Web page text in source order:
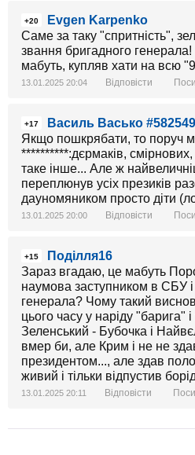
+20
Evgen Karpenko
Саме за таку "спритність",
звання бригадного генерала!
мабуть, купляв хати на всю
13.01.2025 20:04 Відповісти
+17
Василь Васько #582549
Якщо пошкрябати, то поруч
**********:дєрмаків,
таке інше... Але ж
переплюнув усіх презиків
дауномяником просто діти
13.01.2025 20:00 Відповісти
+15
Поділля16
Зараз вгадаю, це мабуть
наумова заступником в СБУ
генерала? Чому такий
цього часу у наріду "барига"
Зеленський - Бубочка і
вмер би, але Крим і не не
президентом..., але здав
живий і тільки відпустив
13.01.2025 20:11 Відповісти